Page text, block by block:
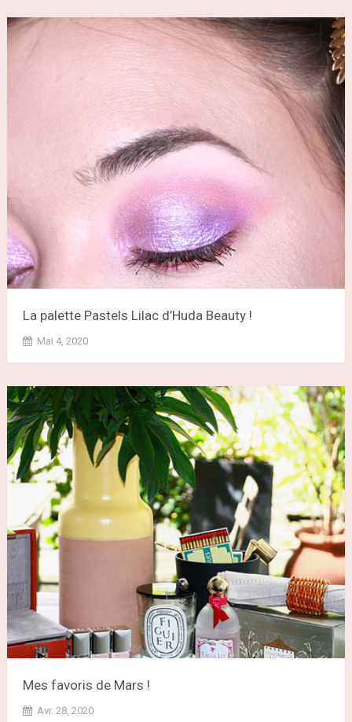
La palette Pastels Lilac d’Huda Beauty !
Mai 4, 2020
Mes favoris de Mars !
Avr. 28, 2020